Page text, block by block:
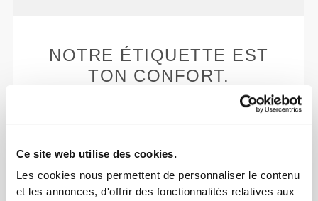
Ce site web utilise des cookies.
Les cookies nous permettent de personnaliser le contenu
et les annonces, d'offrir des fonctionnalités relatives aux
NOTRE ÉTIQUETTE EST
TON CONFORT.
Sans étiquettes cousues